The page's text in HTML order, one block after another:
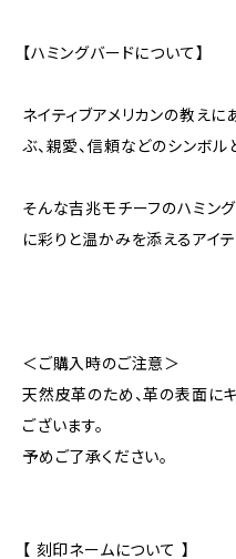
【ハミングバードについて】
ネイティブアメリカンの教えに
ぶ、親愛、信頼などのシンボル
そんな吉兆モチーフのハミン
に彩りと温かみを添えるアイテ
＜ご購入時のご注意＞
天然皮革のため、革の表面に
ございます。
予めご了承ください。
【 刻印ネームについて 】